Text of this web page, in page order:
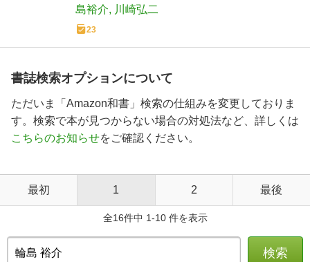
島裕介
川崎弘二
23
書誌検索オプションについて
ただいま「Amazon和書」検索の仕組みを変更しておりま
す。検索で本が見つからない場合の対処法など、詳しくは
こちらのお知らせをご確認ください。
最初 1 2 最後
全16件中 1-10 件を表示
検索